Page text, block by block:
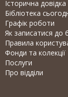
Історична довідка
Бібліотека
Графік роботи
Як записатися до
Правила
Фонди та колекції
Послуги
Про відділи